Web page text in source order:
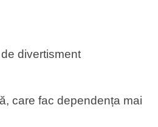
divertisment
care fac dependența mai